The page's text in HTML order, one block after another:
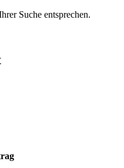
Suche entsprechen.